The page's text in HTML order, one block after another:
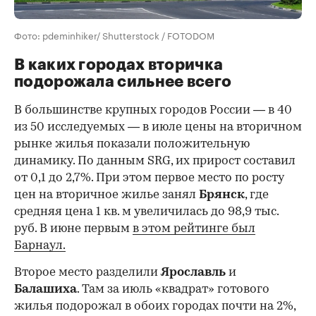
Фото: pdeminhiker/ Shutterstock / FOTODOM
В каких городах вторичка
подорожала сильнее всего
В большинстве крупных городов России — в 40
из 50 исследуемых — в июле цены на вторичном
рынке жилья показали положительную
динамику. По данным SRG, их прирост составил
от 0,1 до 2,7%. При этом первое место по росту
цен на вторичное жилье занял Брянск, где
средняя цена 1 кв. м увеличилась до 98,9 тыс.
руб. В июне первым в этом рейтинге был
Барнаул.
Второе место разделилиЯрославль и
Балашиха. Там за июль «квадрат» готового
жилья подорожал в обоих городах почти на 2%,